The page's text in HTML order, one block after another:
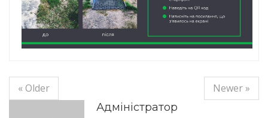
« Older
Newer »
Адміністратор